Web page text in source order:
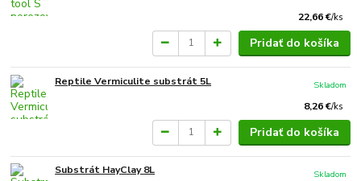
22,66 €/ks
Pridať do košíka
Reptile Vermiculite substrát 5L
8,26 €/ks
Skladom
Pridať do košíka
Substrát HayClay 8L Skladom